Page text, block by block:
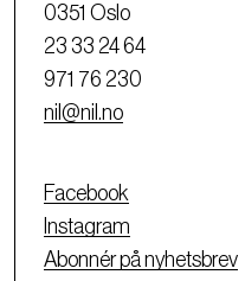
0351 Oslo
23 33 24 64
971 76 230
nil@nil.no
Facebook
Instagram
Abonnér på nyhetsbrev